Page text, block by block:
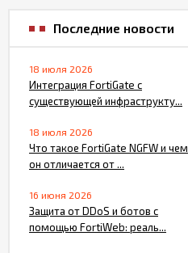
Последние новости
18 июля 2026
Интеграция FortiGate с
существующей инфраструкту...
18 июля 2026
Что такое FortiGate NGFW и чем
он отличается от ...
16 июня 2026
Защита от DDoS и ботов с
помощью FortiWeb: реаль...